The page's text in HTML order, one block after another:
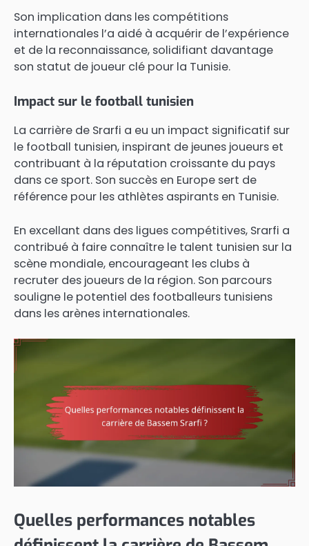
Son implication dans les compétitions
internationales l’a aidé à acquérir de l’expérience
et de la reconnaissance, solidifiant davantage
son statut de joueur clé pour la Tunisie.
Impact sur le football tunisien
La carrière de Srarfi a eu un impact significatif sur
le football tunisien, inspirant de jeunes joueurs et
contribuant à la réputation croissante du pays
dans ce sport. Son succès en Europe sert de
référence pour les athlètes aspirants en Tunisie.
En excellant dans des ligues compétitives, Srarfi a
contribué à faire connaître le talent tunisien sur la
scène mondiale, encourageant les clubs à
recruter des joueurs de la région. Son parcours
souligne le potentiel des footballeurs tunisiens
dans les arènes internationales.
Quelles performances notables